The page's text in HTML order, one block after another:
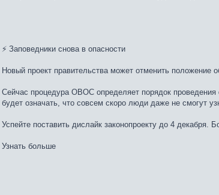
⚡ Заповедники снова в опасности
Новый проект правительства может отменить
Сейчас процедура ОВОС определяет порядок
будет означать, что совсем скоро люди даже не смогут
Успейте поставить дислайк законопроекту до 4
Узнать больше